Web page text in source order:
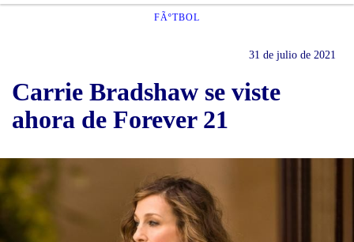
FÃºTBOL
31 de julio de 2021
Carrie Bradshaw se viste
ahora de Forever 21